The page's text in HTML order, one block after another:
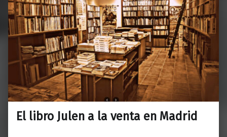
El libro Julen a la venta en Madrid